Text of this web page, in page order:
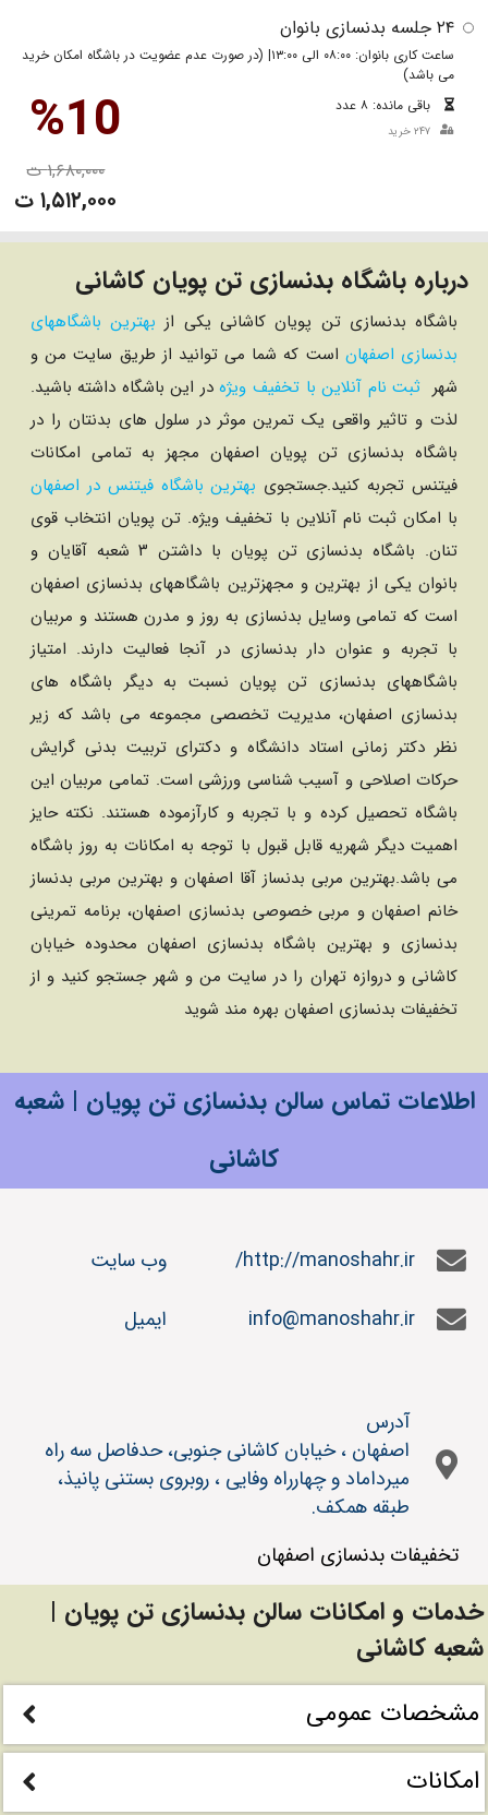
۲۴ جلسه بدنسازی بانوان
ساعت کاری بانوان: ۰۸:۰۰ الی ۱۳:۰۰| (در صورت عدم عضویت در باشگاه امکان خرید
می باشد)
باقی مانده: ۸ عدد
۲۴۷ خرید %10
۱,۶۸۰,۰۰۰ ت
۱,۵۱۲,۰۰۰ ت
درباره باشگاه بدنسازی تن پویان کاشانی
باشگاه بدنسازی تن پویان کاشانی یکی از بهترین باشگاههای
بدنسازی اصفهان است که شما می توانید از طریق سایت من و
شهر ثبت نام آنلاین با تخفیف ویژهدر این باشگاه داشته باشید.
لذت و تاثیر واقعی یک تمرین موثر در سلول های بدنتان را در
باشگاه بدنسازی تن پویان اصفهان مجهز به تمامی امکانات
فیتنس تجربه کنید.جستجوی بهترین باشگاه فیتنس در اصفهان
با امکان ثبت نام آنلاین با تخفیف ویژه. تن پویان انتخاب قوی
تنان. باشگاه بدنسازی تن پویان با داشتن ۳ شعبه آقایان و
بانوان یکی از بهترین و مجهزترین باشگاههای بدنسازی اصفهان
است که تمامی وسایل بدنسازی به روز و مدرن هستند و مربیان
با تجربه و عنوان دار بدنسازی در آنجا فعالیت دارند. امتیاز
باشگاههای بدنسازی تن پویان نسبت به دیگر باشگاه های
بدنسازی اصفهان، مدیریت تخصصی مجموعه می باشد که زیر
نظر دکتر زمانی استاد دانشگاه و دکترای تربیت بدنی گرایش
حرکات اصلاحی و آسیب شناسی ورزشی است. تمامی مربیان این
باشگاه تحصیل کرده و با تجربه و کارآزموده هستند. نکته حایز
اهمیت دیگر شهریه قابل قبول با توجه به امکانات به روز باشگاه
می باشد.بهترین مربی بدنساز آقا اصفهان و بهترین مربی بدنساز
خانم اصفهان و مربی خصوصی بدنسازی اصفهان، برنامه تمرینی
بدنسازی و بهترین باشگاه بدنسازی اصفهان محدوده خیابان
کاشانی و دروازه تهران را در سایت من و شهر جستجو کنید و از
تخفیفات بدنسازی اصفهان بهره مند شوید
اطلاعات تماس سالن بدنسازی تن پویان | شعبه
کاشانی
http://manoshahr.ir/
وب سایت
info@manoshahr.ir
ایمیل
آدرس
اصفهان ، خیابان کاشانی جنوبی، حدفاصل سه راه
میرداماد و چهارراه وفایی ، روبروی بستنی پانیذ،
طبقه همکف.
تخفیفات بدنسازی اصفهان
خدمات و امکانات سالن بدنسازی تن پویان |
شعبه کاشانی
مشخصات عمومی
امکانات